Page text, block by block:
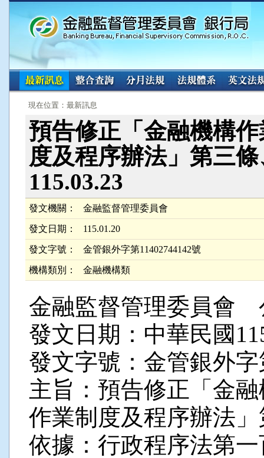
:::
現在位置：最新訊息
預告修正「金融機構
度及程序辦法」第三
115.03.23
發文機關： 金融監督管理委員會
發文日期： 115.01.20
發文字號： 金管銀外字第11402744142號
機構類別： 金融機構類
金融監督管理委員會
發文日期：中華民國
發文字號：金管銀外字
主旨：預告修正「金
作業制度及程序辦法
依據：行政程序法第